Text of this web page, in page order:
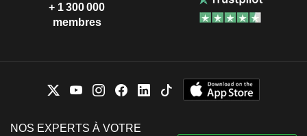
+ 1 300 000
membres
NOS EXPERTS À VOTRE